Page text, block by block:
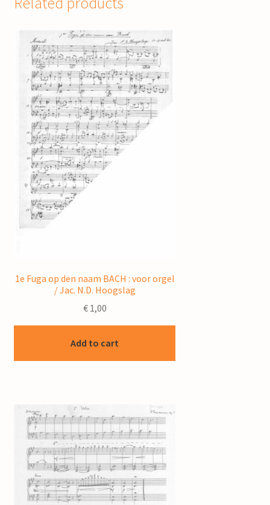
1e Fuga op den naam BACH : voor orgel
/ Jac. N.D. Hoogslag
€1,00
Add to cart